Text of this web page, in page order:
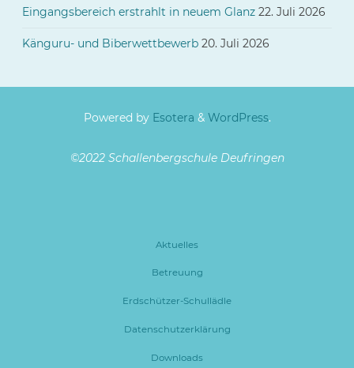
Eingangsbereich erstrahlt in neuem Glanz 22. Juli 2026
Känguru- und Biberwettbewerb 20. Juli 2026
Powered byEsotera & WordPress.
©2022 Schallenbergschule Deufringen
Aktuelles
Betreuung
Erdschützer-Schullädle
Datenschutzerklärung
Downloads